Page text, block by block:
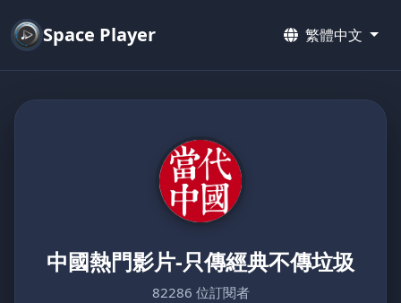
Space Player 繁體中文
中國熱門影片-只傳經典不傳垃圾
82286 位訂閱者